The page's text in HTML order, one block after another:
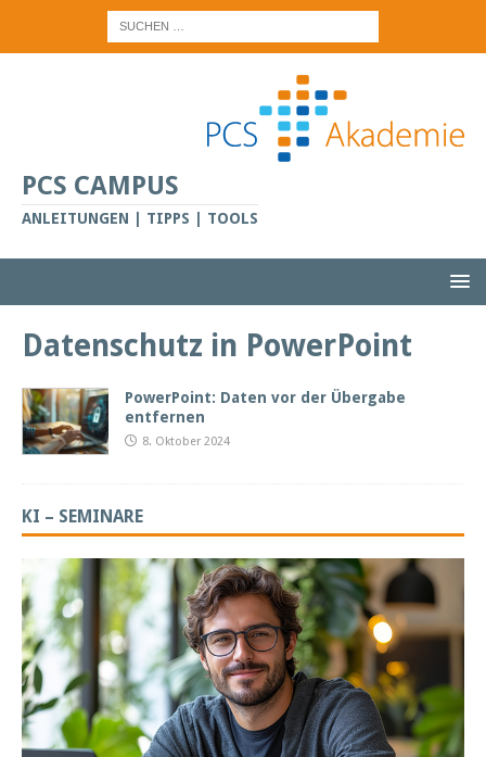
PCS CAMPUS
ANLEITUNGEN | TIPPS | TOOLS
Datenschutz in PowerPoint
PowerPoint: Daten vor der Übergabe
entfernen
8. Oktober 2024
KI – SEMINARE